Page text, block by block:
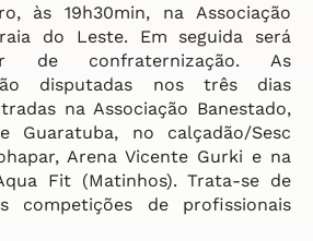
às 19h30min, na Associação
do Leste. Em seguida será
de confraternização. As
disputadas nos três dias
na Associação Banestado,
Guaratuba, no calçadão/Sesc
Arena Vicente Gurki e na
Fit (Matinhos). Trata-se de
competições de profissionais